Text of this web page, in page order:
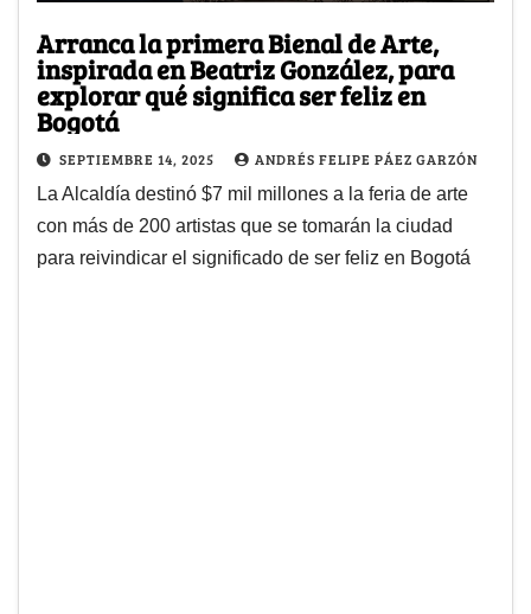
Arranca la primera Bienal de Arte,
inspirada en Beatriz González, para
explorar qué significa ser feliz en
Bogotá
SEPTIEMBRE 14, 2025 ANDRÉS FELIPE PÁEZ GARZÓN
La Alcaldía destinó $7 mil millones a la feria de arte
con más de 200 artistas que se tomarán la ciudad
para reivindicar el significado de ser feliz en Bogotá